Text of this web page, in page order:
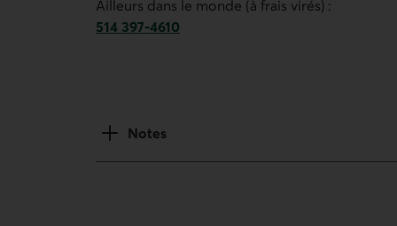
Ailleurs dans le monde (à frais virés) :
514 397-4610
Notes